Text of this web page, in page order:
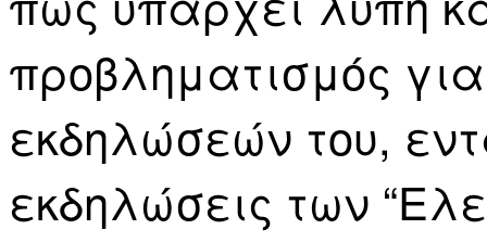
προβληματισμός
εκδηλώσεών του,
εκδηλώσεις των